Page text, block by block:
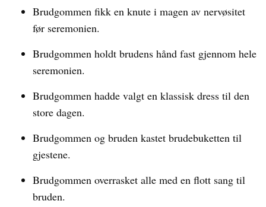
Brudgommen fikk en knute i magen av nervøsitet
før seremonien.
Brudgommen holdt brudens hånd fast gjennom hele
seremonien.
Brudgommen hadde valgt en klassisk dress til den
store dagen.
Brudgommen og bruden kastet brudebuketten til
gjestene.
Brudgommen overrasket alle med en flott sang til
bruden.